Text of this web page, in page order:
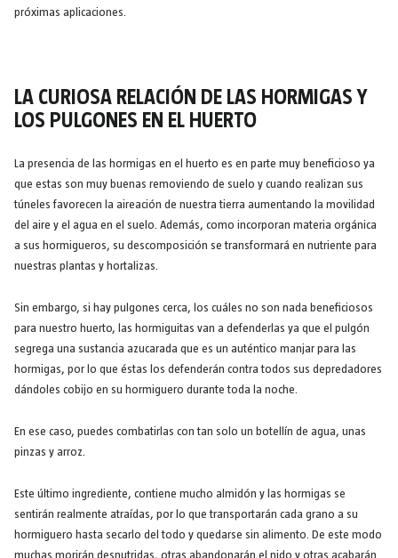
próximas aplicaciones.
LA CURIOSA RELACIÓN DE LAS HORMIGAS Y
LOS PULGONES EN EL HUERTO
La presencia de las hormigas en el huerto es en parte muy beneficioso ya
que estas son muy buenas removiendo de suelo y cuando realizan sus
túneles favorecen la aireación de nuestra tierra aumentando la movilidad
del aire y el agua en el suelo. Además, como incorporan materia orgánica
a sus hormigueros, su descomposición se transformará en nutriente para
nuestras plantas y hortalizas.
Sin embargo, si hay pulgones cerca, los cuáles no son nada beneficiosos
para nuestro huerto, las hormiguitas van a defenderlas ya que el pulgón
segrega una sustancia azucarada que es un auténtico manjar para las
hormigas, por lo que éstas los defenderán contra todos sus depredadores
dándoles cobijo en su hormiguero durante toda la noche.
En ese caso, puedes combatirlas con tan solo un botellín de agua, unas
pinzas y arroz.
Este último ingrediente, contiene mucho almidón y las hormigas se
sentirán realmente atraídas, por lo que transportarán cada grano a su
hormiguero hasta secarlo del todo y quedarse sin alimento. De este modo